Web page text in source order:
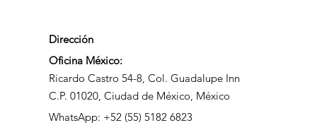
Dirección
Oficina México:
Ricardo Castro 54-8, Col. Guadalupe Inn
C.P. 01020, Ciudad de México, México
WhatsApp: +52 (55) 5182 6823